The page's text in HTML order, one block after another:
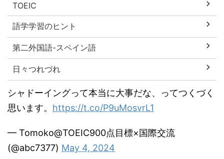
TOEIC
語学学習のヒント
第二外国語-スペイン語
日々つれづれ
シャドーイングって本当に大事だな、ってつくづく
思います。 https://t.co/P9uMosvrL1
— Tomoko@TOEIC900点目標×国際交流
(@abc7377) May 4, 2024